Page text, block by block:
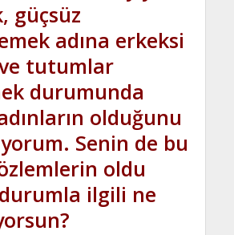
güçsüz
adına erkeksi
tutumlar
durumunda
olduğunu
Senin de bu
oldu
ilgili ne